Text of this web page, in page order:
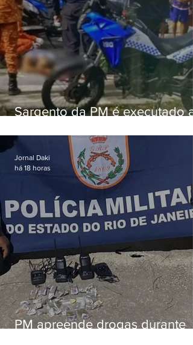
Sargento da PM é executado a
em Vaz Lobo
PM apreende drogas durante
Jornal Daki
há 18 horas